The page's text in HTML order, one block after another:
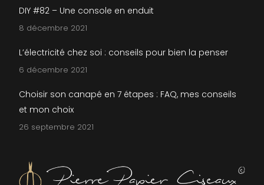
DIY #82 – Une console en enduit
8 décembre 2021
L’électricité chez soi : conseils pour bien la penser
6 décembre 2021
Choisir son canapé en 7 étapes : FAQ, mes conseils
et mon choix
26 septembre 2021